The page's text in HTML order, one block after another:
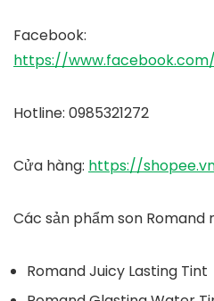
Facebook:
https://
Hotline: 0985321272
Cửa hàng: https://
Các sản phẩm son Romand
Romand Juicy Lasting Tint